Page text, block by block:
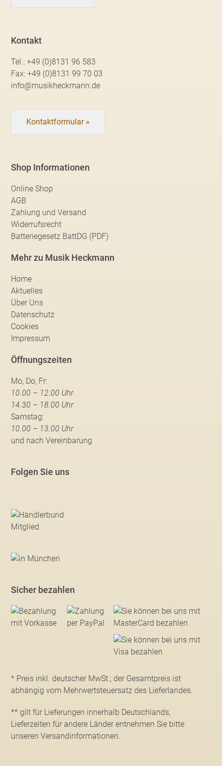
Kontakt
Tel.:+49 (0)8131 96 583
Fax:+49 (0)8131 99 70 03
info@musikheckmann.de
Kontaktformular »
Shop Informationen
Online Shop
AGB
Zahlung und Versand
Widerrufsrecht
Batteriegesetz BattDG (PDF)
Mehr zu Musik Heckmann
Home
Aktuelles
Über Uns
Datenschutz
Cookies
Impressum
Öffnungszeiten
Mo, Do, Fr:
10.00 – 12.00 Uhr
14.30 – 18.00 Uhr
Samstag:
10.00 – 13.00 Uhr
und nach Vereinbarung
Folgen Sie uns
Sicher bezahlen
* Preis inkl. deutscher MwSt.; der Gesamtpreis ist
abhängig vom Mehrwertsteuersatz des Lieferlandes.
** gilt für Lieferungen innerhalb Deutschlands,
Lieferzeiten für andere Länder entnehmen Sie bitte
unseren Versandinformationen.